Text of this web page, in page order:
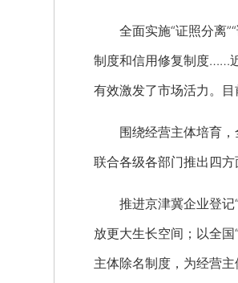
全面实施“证照分离”“
制度和信用修复制度……
有效激发了市场活力。
围绕经营主体培育，
联合各级各部门推出四
推进京津冀企业登记“
放更大生长空间；以全
主体除名制度，为经营